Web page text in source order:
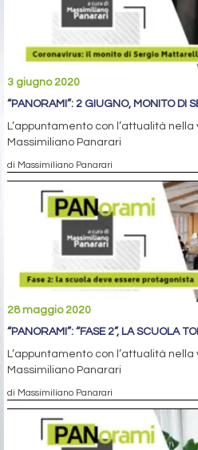
3 giugno 2020
“PANORAMI”: 2 GIUGNO, MONITO DI
L’appuntamento con l’attualità
Massimiliano Panarari
di Massimiliano Panarari
28 maggio 2020
“PANORAMI”: “FASE 2”, LA SCUOLA
L’appuntamento con l’attualità
Massimiliano Panarari
di Massimiliano Panarari